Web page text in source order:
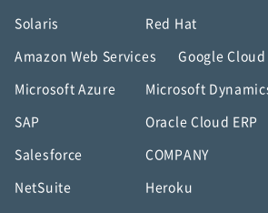
Solaris Red Hat
Amazon Web Services Google
Microsoft Azure Microsoft
SAP Oracle Cloud ERP
Salesforce COMPANY
NetSuite Heroku